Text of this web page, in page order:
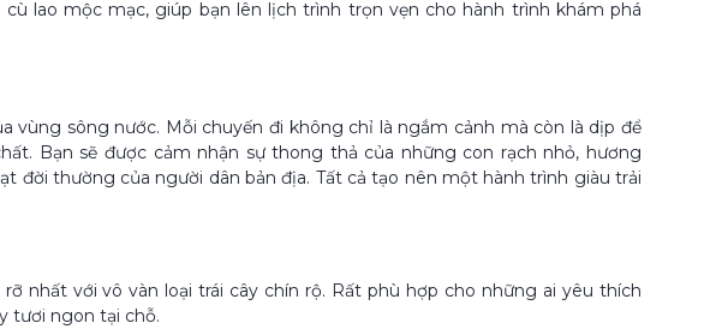
lao mộc mạc, giúp bạn lên lịch trình trọn vẹn cho hành trình khám phá
vùng sông nước. Mỗi chuyến đi không chỉ là ngắm cảnh mà còn là dịp để
Bạn sẽ được cảm nhận sự thong thả của những con rạch nhỏ, hương
đời thường của người dân bản địa. Tất cả tạo nên một hành trình giàu trải
nhất với vô vàn loại trái cây chín rộ. Rất phù hợp cho những ai yêu thích
tươi ngon tại chỗ.